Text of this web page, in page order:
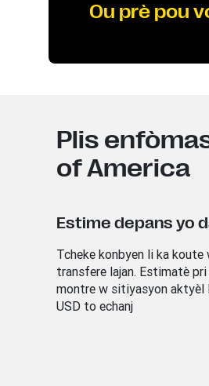
Ou prè pou
Plis
of America
Estime depans yo
Tcheke konbyen li ka koute
transfere lajan. Estimatè pri
montre w sitiyasyon aktyèl
USD to echanj